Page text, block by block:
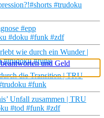
#trudoku
#epp
#doku #funk #zdf
wie durch ein Wunder |
#funk
die Transition | TRU
#funk
Unfall zusammen | TRU
#tod #funk #zdf